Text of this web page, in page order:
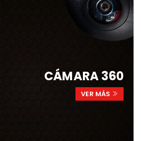
CÁMARA 360
VER MÁS